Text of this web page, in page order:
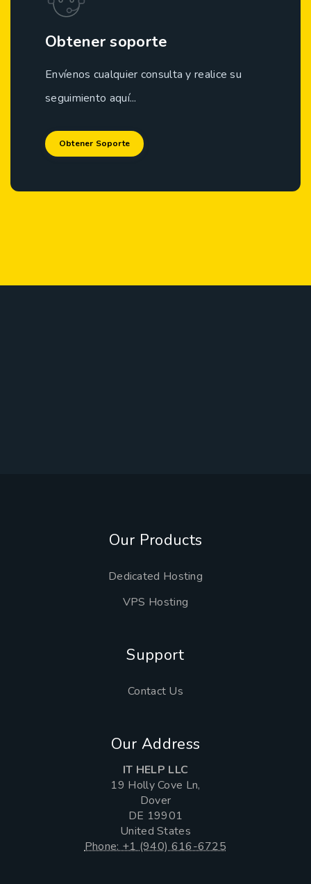
Obtener soporte
Envíenos cualquier consulta y realice su
seguimiento aquí...
Obtener Soporte
Our Products
Dedicated Hosting
VPS Hosting
Support
Contact Us
Our Address
IT HELP LLC
19 Holly Cove Ln,
Dover
DE 19901
United States
Phone: +1 (940) 616-6725